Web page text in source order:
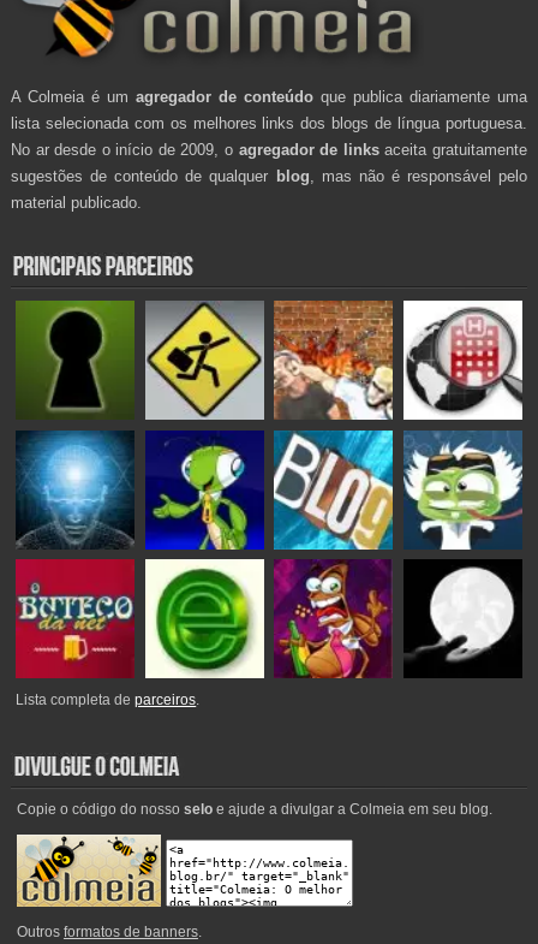
A Colmeia é um agregador de conteúdo que publica diariamente uma
lista selecionada com os melhores links dos blogs de língua portuguesa.
No ar desde o início de 2009, o agregador de linksaceita gratuitamente
sugestões de conteúdo de qualquer blog , mas não é responsável pelo
material publicado.
Lista completa deparceiros.
Copie o código do nosso seloe ajude a divulgar a Colmeia em seu blog.
Outros formatos de banners.